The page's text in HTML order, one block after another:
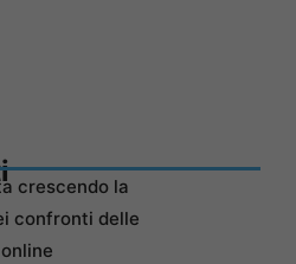
crescendo la
confronti delle